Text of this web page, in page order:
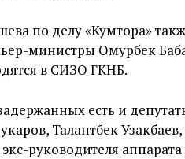
по делу «Кумтора»
министры Омурбек
в СИЗО ГКНБ.
есть и
Талантбек
экс-руководителя